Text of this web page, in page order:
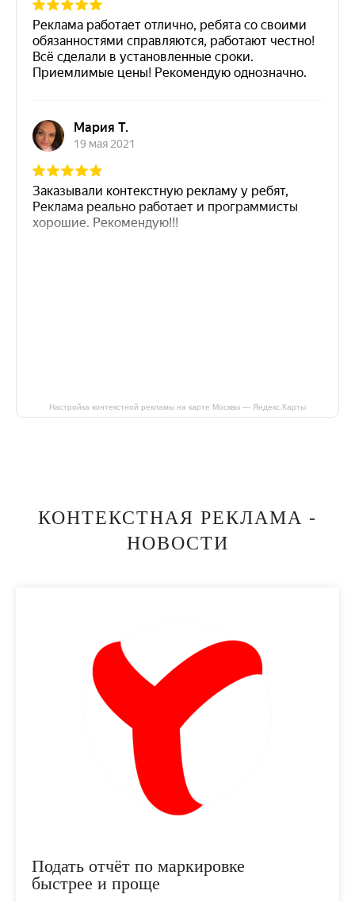
Настройка контекстной рекламы на карте Москвы — Яндекс.Карты
КОНТЕКСТНАЯ РЕКЛАМА -
НОВОСТИ
Подать отчёт по маркировке
быстрее и проще